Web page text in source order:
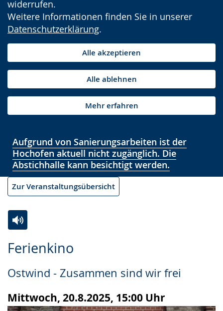
widerrufen.
Weitere Informationen finden Sie in unserer
Datenschutzerklärung.
Alle akzeptieren
Alle ablehnen
Mehr erfahren
Aufgrund von Sanierungsarbeiten ist der
Hochofen aktuell nicht zugänglich. Die
Abstichhalle kann besichtigt werden.
Zur Veranstaltungsübersicht
Ferienkino
Ostwind - Zusammen sind wir frei
Mittwoch, 20.8.2025, 15:00 Uhr
Leichten
wechseln.
Audio-
Video
Deutscher
Gebärdensprache